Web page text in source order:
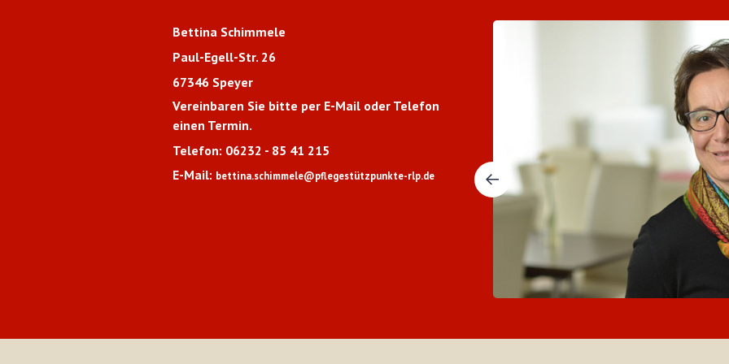
Gabi Ewald
Paul-Egell-Str. 26
67346 Speyer
Vereinbaren Sie bitte per E-Mail oder Telefon
einen Termin.
Telefon: 06232 - 85 41 215
E-Mail: gabi.ewald@pflegestützpunkte-rlp.de